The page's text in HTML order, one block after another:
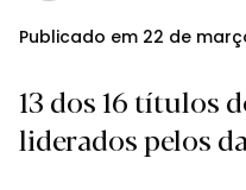
Publicado em 22 de
13 dos 16 títulos
liderados pelos